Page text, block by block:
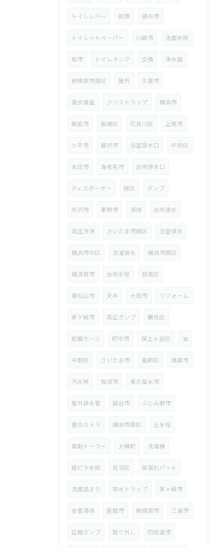
トイレレバー 故障 調布市
トイレットペーパー 川崎市 洗面水栓
柏市 トイレタンク 交換 浄水器
相模原市南区 屋外 久喜市
漏水調査 グリストラップ 横浜市
飯能市 板橋区 花見川区 上尾市
小平市 藤沢市 浴室排水口 中央区
本庄市 海老名市 台所排水口
ディスポーザー 緑区 ポンプ
所沢市 秦野市 清掃 台所排水
高圧洗浄 さいたま市緑区 浴室排水
横浜市中区 洗濯排水 横浜市西区
横須賀市 台所水栓 目黒区
東松山市 天井 大和市 リフォーム
茅ケ崎市 高圧ポンプ 鶴見区
蛇腹ホース 府中市 保土ヶ谷区 油
中野区 さいたま市 葛飾区 鴻巣市
汚水桝 加須市 東久留米市
屋外排水管 越谷市 ふじみ野市
管内カメラ 横浜市南区 止水栓
電動トーラー 大磯町 洗濯機
壁ピタ水栓 見沼区 尿漏れパット
洗面詰まり 排水トラップ 茅ヶ崎市
全管清掃 座間市 相模原市 三浦市
圧縮ポンプ 取り外し 四街道市